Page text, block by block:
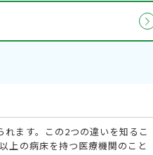
ます。この2つの違いを知るこ
上の病床を持つ医療機関のこと